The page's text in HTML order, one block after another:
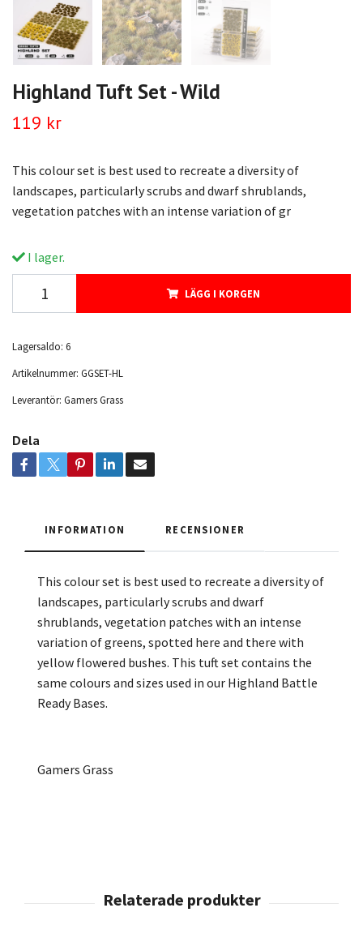
Highland Tuft Set - Wild
119 kr
This colour set is best used to recreate a diversity of
landscapes, particularly scrubs and dwarf shrublands,
vegetation patches with an intense variation of gr
I lager.
LÄGG I KORGEN
Lagersaldo: 6
Artikelnummer: GGSET-HL
Leverantör: Gamers Grass
Dela
INFORMATION RECENSIONER
This colour set is best used to recreate a diversity of
landscapes, particularly scrubs and dwarf
shrublands, vegetation patches with an intense
variation of greens, spotted here and there with
yellow flowered bushes. This tuft set contains the
same colours and sizes used in our Highland Battle
Ready Bases.
Gamers Grass